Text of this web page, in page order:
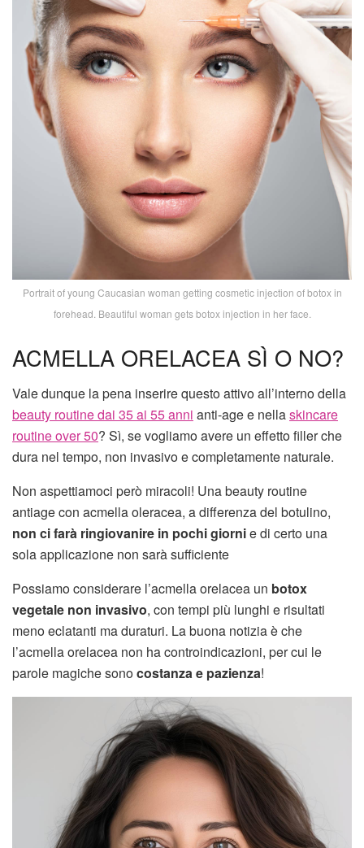
Portrait of young Caucasian woman getting cosmetic injection of botox in
forehead. Beautiful woman gets botox injection in her face.
ACMELLA ORELACEA SÌ O NO?
Vale dunque la pena inserire questo attivo all’interno della
beauty routine dai 35 ai 55 anni anti-age e nellaskincare
routine over 50? Sì, se vogliamo avere un effetto filler che
dura nel tempo, non invasivo e completamente naturale.
Non aspettiamoci però miracoli! Una beauty routine
antiage con acmella oleracea, a differenza del botulino,
non ci farà ringiovanire in pochi giornie di certo una
sola applicazione non sarà sufficiente
Possiamo considerare l’acmella orelacea un botox
vegetale non invasivo, con tempi più lunghi e risultati
meno eclatanti ma duraturi. La buona notizia è che
l’acmella orelacea non ha controindicazioni, per cui le
parole magiche sonocostanza e pazienza!